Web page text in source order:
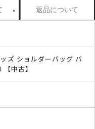
返品について
ズ ショルダーバッグ バ
中古】